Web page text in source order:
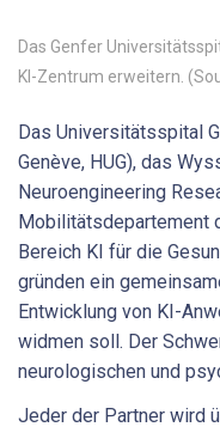
Das Genfer
KI-Zentrum erweitern.
Das Universitätsspital
Genève, HUG), das
Neuroengineering
Mobilitätsdepartement
Bereich KI für die
gründen ein
Entwicklung von KI-
widmen soll. Der
neurologischen und
Jeder der Partner wird